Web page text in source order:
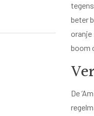
beter
boom
De